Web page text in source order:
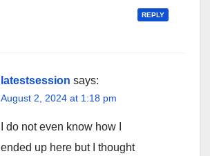
REPLY
latestsession says:
August 2, 2024 at 1:18 pm
I do not even know how I
ended up here but I thought